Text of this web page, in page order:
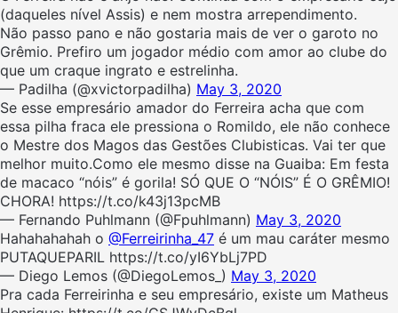
(daqueles nível Assis) e nem mostra arrependimento.
Não passo pano e não gostaria mais de ver o garoto no
Grêmio. Prefiro um jogador médio com amor ao clube do
que um craque ingrato e estrelinha.
— Padilha (@xvictorpadilha) May 3, 2020
Se esse empresário amador do Ferreira acha que com
essa pilha fraca ele pressiona o Romildo, ele não conhece
o Mestre dos Magos das Gestões Clubisticas. Vai ter que
melhor muito.Como ele mesmo disse na Guaiba: Em festa
de macaco “nóis” é gorila! SÓ QUE O “NÓIS” É O GRÊMIO!
CHORA! https://t.co/k43j13pcMB
— Fernando Puhlmann (@Fpuhlmann) May 3, 2020
Hahahahahah o @Ferreirinha_47 é um mau caráter mesmo
PUTAQUEPARIL https://t.co/yI6YbLj7PD
— Diego Lemos (@DiegoLemos_) May 3, 2020
Pra cada Ferreirinha e seu empresário, existe um Matheus